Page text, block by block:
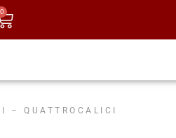
0
– QUATTROCALICI